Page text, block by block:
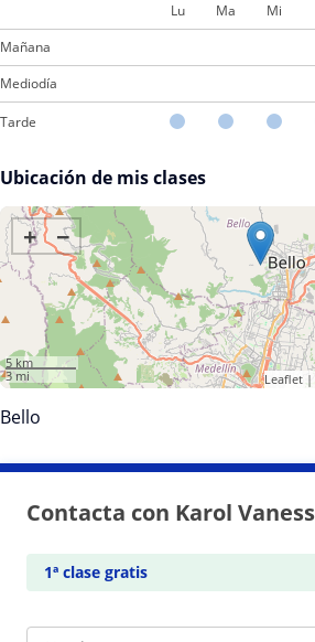
Lu Ma Mi
Mañana
Mediodía
Tarde
Ubicación de mis clases
+ −
5 km
3 mi
Leaflet|
Bello
Contacta con Karol
1ª clase gratis